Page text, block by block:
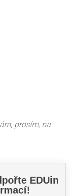
prosím, na